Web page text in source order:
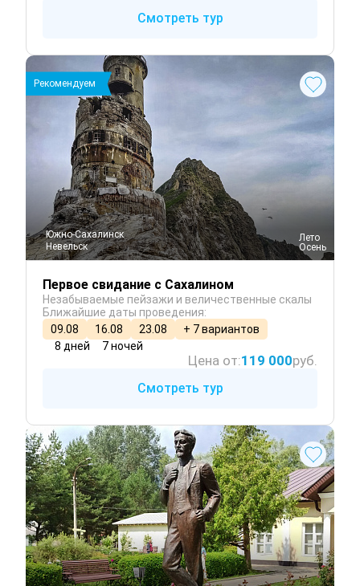
Смотреть тур
Южно-Сахалинск
Невельск
Рекомендуем
Лето
Осень
Первое свидание с Сахалином
Незабываемые пейзажи и величественные скалы
Ближайшие даты проведения:
09.08
16.08 23.08
+ 7 вариантов
8 дней
7 ночей
Цена от:119 000руб.
Смотреть тур